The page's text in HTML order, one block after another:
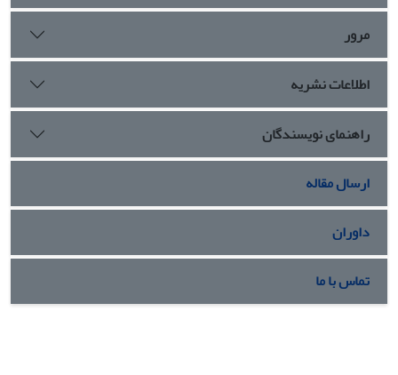
مرور
اطلاعات نشریه
راهنمای نویسندگان
ارسال مقاله
داوران
تماس با ما